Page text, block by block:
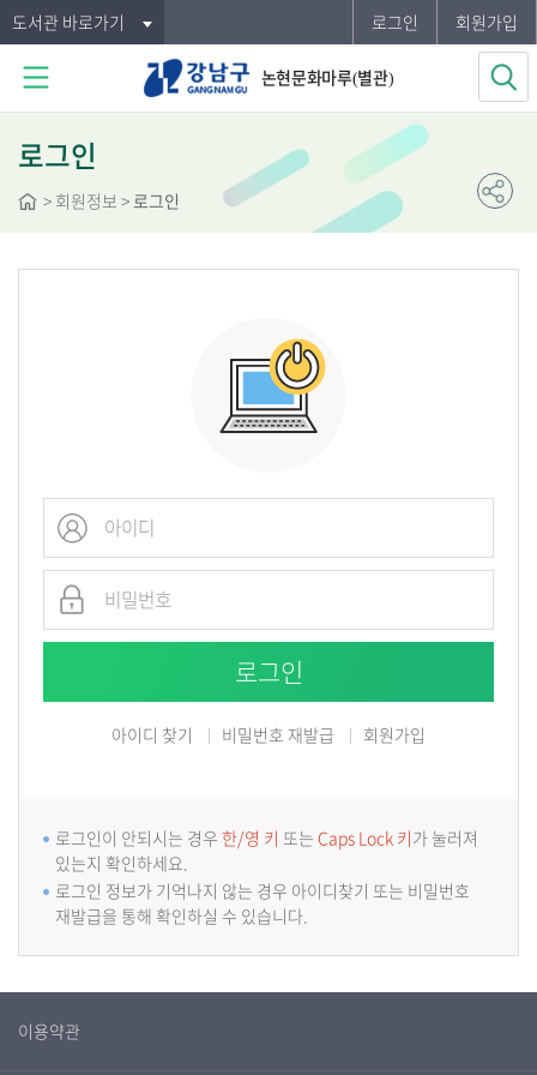
도서관 바로가기 로그인 회원가입
논현문화마루(별관)
로그인
> 회원정보 >로그인
아이디 찾기 비밀번호 재발급 회원가입
로그인이 안되시는 경우 한/영 키 또는 Caps Lock 키가 눌러져
있는지 확인하세요.
로그인 정보가 기억나지 않는 경우 아이디찾기 또는 비밀번호
재발급을 통해 확인하실 수 있습니다.
이용약관